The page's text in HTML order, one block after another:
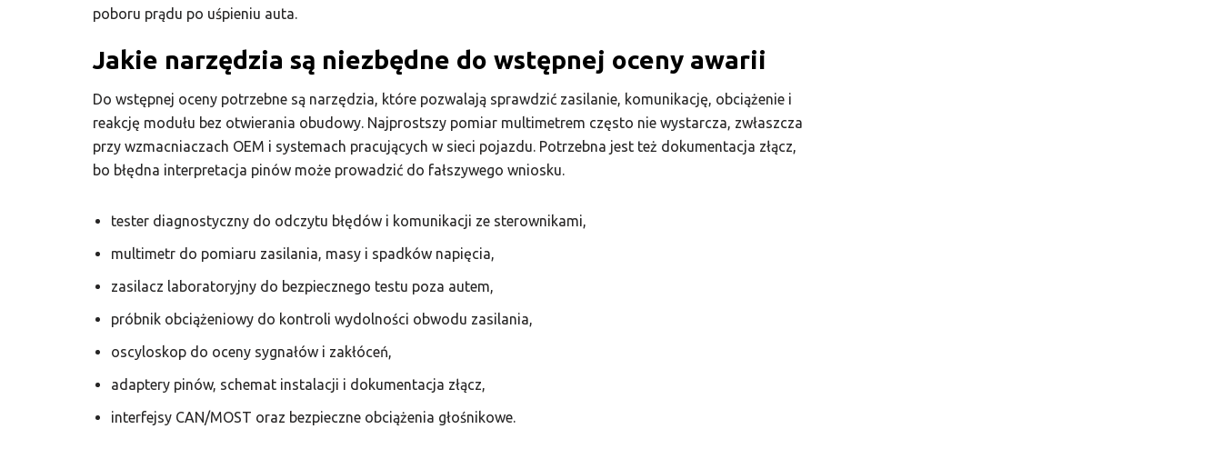
poboru prądu po uśpieniu auta.
Jakie narzędzia są niezbędne do wstępnej oceny awarii
Do wstępnej oceny potrzebne są narzędzia, które pozwalają sprawdzić zasilanie, komunikację, obciążenie i
reakcję modułu bez otwierania obudowy. Najprostszy pomiar multimetrem często nie wystarcza, zwłaszcza
przy wzmacniaczach OEM i systemach pracujących w sieci pojazdu. Potrzebna jest też dokumentacja złącz,
bo błędna interpretacja pinów może prowadzić do fałszywego wniosku.
tester diagnostyczny do odczytu błędów i komunikacji ze sterownikami,
multimetr do pomiaru zasilania, masy i spadków napięcia,
zasilacz laboratoryjny do bezpiecznego testu poza autem,
próbnik obciążeniowy do kontroli wydolności obwodu zasilania,
oscyloskop do oceny sygnałów i zakłóceń,
adaptery pinów, schemat instalacji i dokumentacja złącz,
interfejsy CAN/MOST oraz bezpieczne obciążenia głośnikowe.